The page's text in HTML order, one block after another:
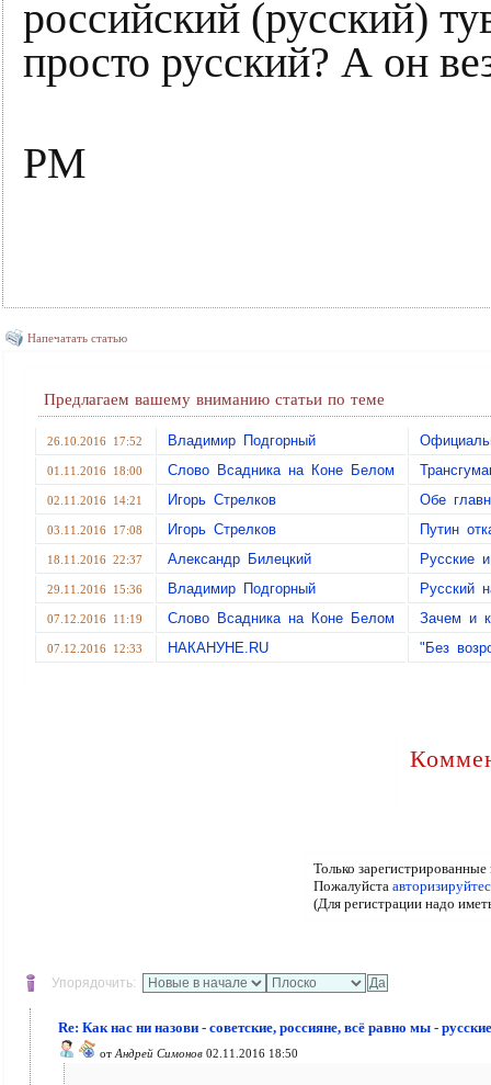
российский (русский)
просто русский? А он
РМ
Напечатать статью
Предлагаем вашему вниманию статьи по теме
26.10.2016 17:52 Владимир Подгорный
01.11.2016 18:00 Слово Всадника на Коне Белом
02.11.2016 14:21 Игорь Стрелков Обе
03.11.2016 17:08 Игорь Стрелков Путин
18.11.2016 22:37 Александр Билецкий Русские
29.11.2016 15:36 Владимир Подгорный Русский
07.12.2016 11:19 Слово Всадника на Коне Белом Зачем и
07.12.2016 12:33 НАКАНУНЕ.RU "Без
Только
Пожалуйста
(Для регистрации надо
Упорядочить:
Re: Как нас ни назови - советские, россияне, всё равно мы - русские
от Андрей Симонов 02.11.2016 18:50